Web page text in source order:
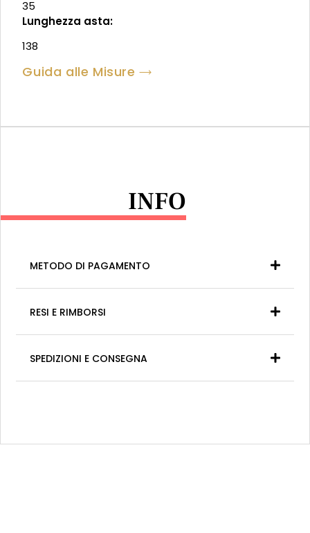
35
Lunghezza asta:
138
Guida alle Misure
INFO
METODO DI PAGAMENTO
RESI E RIMBORSI
SPEDIZIONI E CONSEGNA